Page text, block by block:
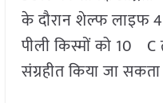
के दौरान शेल्फ लाइफ
पीली किस्मों को
संग्रहीत किया जा